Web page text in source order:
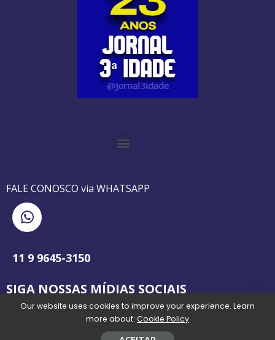
FALE CONOSCO via WHATSAPP
11 9 9645-3150
SIGA NOSSAS MÍDIAS SOCIAIS
Our website uses cookies to improve your experience. Learn
more about: Cookie Policy